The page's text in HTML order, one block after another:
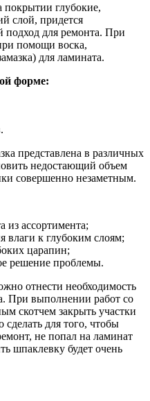
покрытии глубокие,
слой, придется
подход для ремонта. При
помощи воска,
для ламината.
форме:
представлена в различных
недостающий объем
совершенно незаметным.
из ассортимента;
влаги к глубоким слоям;
царапин;
решение проблемы.
отнести необходимость
При выполнении работ со
скотчем закрыть участки
для того, чтобы
не попал на ламинат
шпаклевку будет очень